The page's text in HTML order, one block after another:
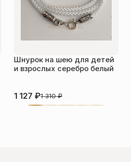
Шнурок на шею для детей
и взрослых серебро белый
1 127₽1 310₽